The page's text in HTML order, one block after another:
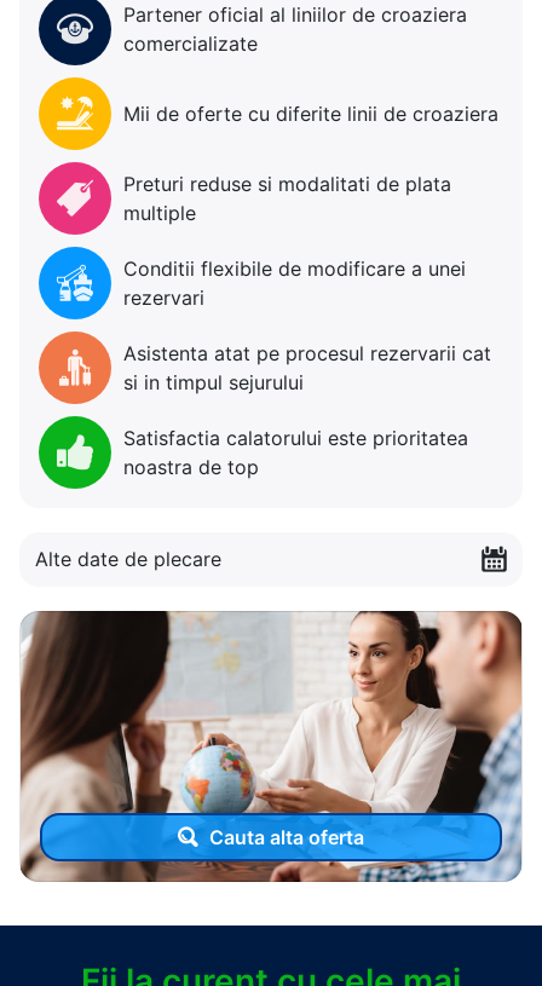
Partener oficial al liniilor de croaziera
comercializate
Mii de oferte cu diferite linii de croaziera
Preturi reduse si modalitati de plata
multiple
Conditii flexibile de modificare a unei
rezervari
Asistenta atat pe procesul rezervarii cat
si in timpul sejurului
Satisfactia calatorului este prioritatea
noastra de top
Alte date de plecare
Cauta alta oferta